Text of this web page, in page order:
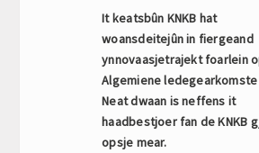
It keatsbûn KNKB hat
woansdeitejûn in fiergeand
ynnovaasjetrajekt foarlein
Algemiene ledegearkomste
Neat dwaan is neffens it
haadbestjoer fan de KNKB
opsje mear.